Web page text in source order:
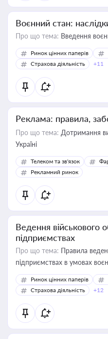
Воєнний стан:
Про що тема: Введення
Ринок цінних паперів
Страхова діяльність
+11
Реклама: правила,
Про що тема: Дотримання
Україні
Телеком та зв'язок
Рекламний ринок
Ведення військового
підприємствах
Про що тема: Правила
підприємствах в умовах
Ринок цінних паперів
Страхова діяльність
+12